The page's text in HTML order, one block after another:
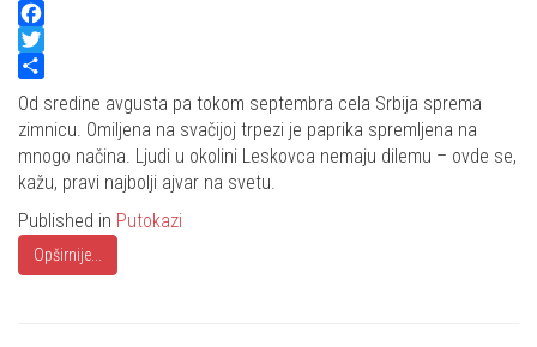
Facebook
Twitter
Share
Od sredine avgusta pa tokom septembra cela Srbija sprema
zimnicu. Omiljena na svačijoj trpezi je paprika spremljena na
mnogo načina. Ljudi u okolini Leskovca nemaju dilemu – ovde se,
kažu, pravi najbolji ajvar na svetu.
Published in Putokazi
Opširnije...